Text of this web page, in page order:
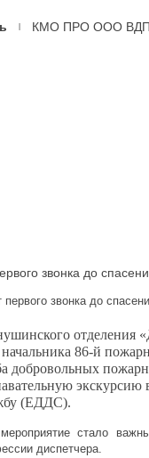
КМО ПРО ООО
звонка до
отделения
86-й
добровольных
(ЕДДС).
стало
диспетчера.